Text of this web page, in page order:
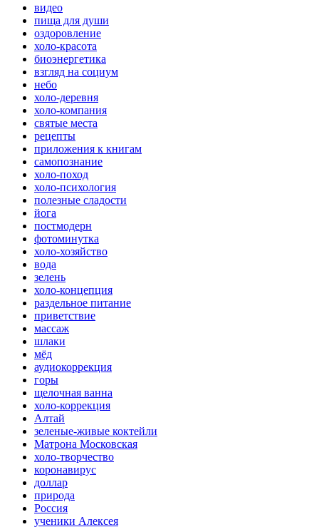
видео
пища для души
оздоровление
холо-красота
биоэнергетика
взгляд на социум
небо
холо-деревня
холо-компания
святые места
рецепты
приложения к книгам
самопознание
холо-поход
холо-психология
полезные сладости
йога
постмодерн
фотоминутка
холо-хозяйство
вода
зелень
холо-концепция
раздельное питание
приветствие
массаж
шлаки
мёд
аудиокоррекция
горы
щелочная ванна
холо-коррекция
Алтай
зеленые-живые коктейли
Матрона Московская
холо-творчество
коронавирус
доллар
природа
Россия
ученики Алексея